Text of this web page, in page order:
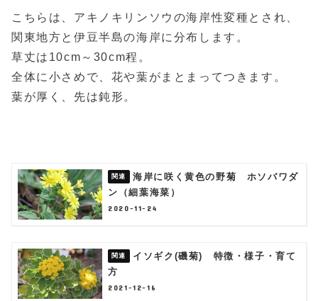
こちらは、アキノキリンソウの海岸性変種とされ、
関東地方と伊豆半島の海岸に分布します。
草丈は10cm～30cm程。
全体に小さめで、花や葉がまとまってつきます。
葉が厚く、先は鈍形。
海岸に咲く黄色の野菊 ホソバワダ
ン（細葉海菜）
2020-11-24
イソギク(磯菊) 特徴・様子・育て
方
2021-12-16